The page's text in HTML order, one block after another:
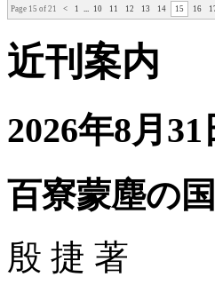
Page 15 of 21 < 1 10 11 12 13 14 15 16
近刊案内
2026年8月
百寮蒙塵の
殷 捷 著